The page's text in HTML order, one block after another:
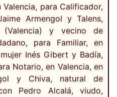
para Calificador,
Armengol y Talens,
(Valencia) y vecino de
para Familiar, en
Inés Gibert y Badía,
Notario, en Valencia, en
y Chiva, natural de
Pedro Alcalá, viudo,